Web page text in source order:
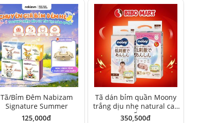
Tã/Bỉm Đêm Nabizam
Signature Summer
125,000đ
Tã dán bỉm quần Moony
trắng dịu nhẹ natural cao
cấp
350,500đ